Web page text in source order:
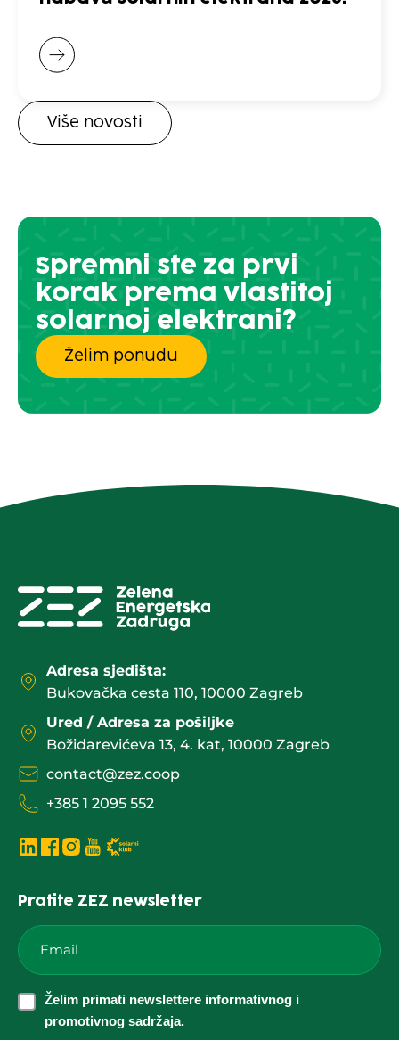
Više novosti
Spremni ste za prvi
korak prema vlastitoj
solarnoj elektrani?
Želim ponudu
Adresa sjedišta:
Bukovačka cesta 110, 10000 Zagreb
Ured / Adresa za pošiljke
Božidarevićeva 13, 4. kat, 10000 Zagreb
contact@zez.coop
+385 1 2095 552
Pratite ZEZ newsletter
Email
*
Želim
primati
Želim primati newslettere informativnog i
promotivnog sadržaja.